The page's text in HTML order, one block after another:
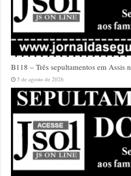
B118 – Três sepultamentos em Assis
5 de agosto de 2026